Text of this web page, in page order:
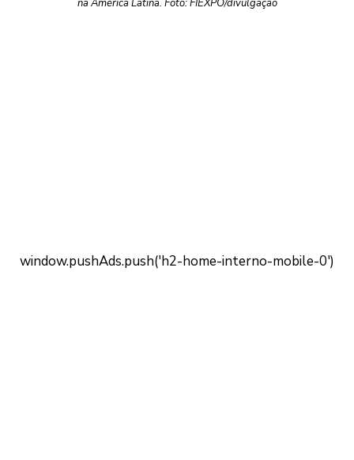
na América Latina. Foto: FIEXPO/divulgação